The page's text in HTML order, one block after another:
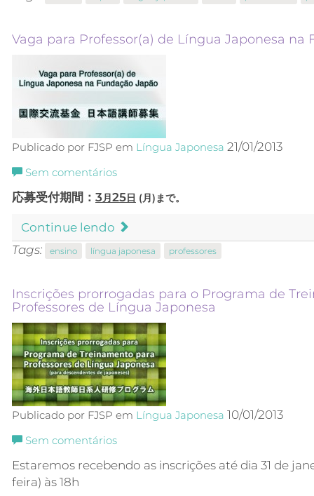
Vaga para Professor(a) de Língua Japonesa na
Publicado por FJSP em Língua Japonesa 21/01/2013
Sem comentários
応募受付期間： 3月25日 (月)まで。
Continue lendo
Tags:
ensino língua japonesa professores
Inscrições prorrogadas para o Programa de
Professores de Língua Japonesa
Publicado por FJSP em Língua Japonesa 10/01/2013
Sem comentários
Estaremos recebendo as inscrições até dia 31 de
feira) às 18h